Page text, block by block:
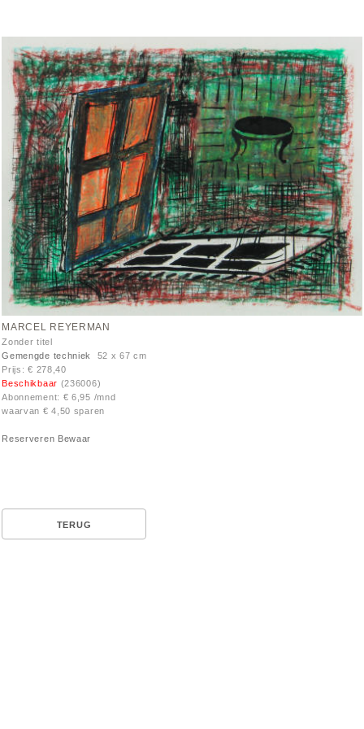
MARCEL REYERMAN
Zonder titel
Gemengde techniek
52 x 67 cm
Prijs: € 278,40
Beschikbaar (236006)
Abonnement: € 6,95 /mnd
waarvan € 4,50 sparen
Reserveren Bewaar
TERUG